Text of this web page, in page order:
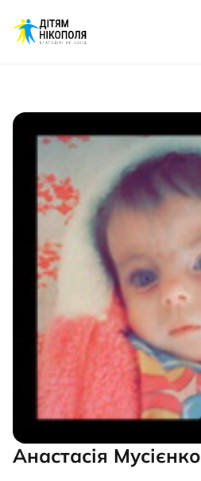
Анастасія Мусієнко